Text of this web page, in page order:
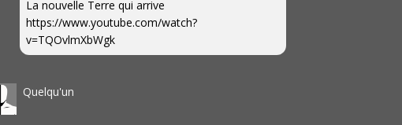
La nouvelle Terre qui arrive
https://www.youtube.com/watch?
v=TQOvlmXbWgk
Quelqu'un